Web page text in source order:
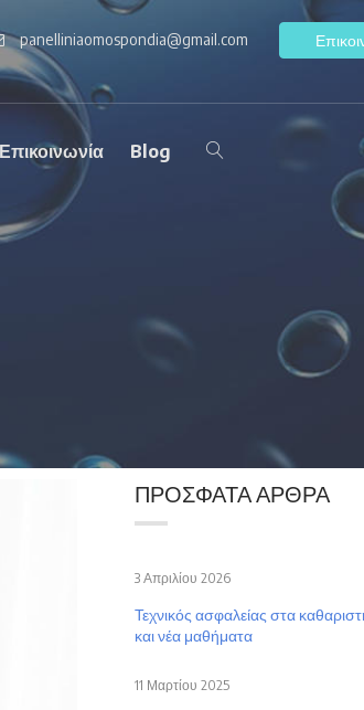
panelliniaomospondia@gmail.com
Επικοινωνία Blog
ΠΡΌΣΦΑΤΑ ΆΡΘΡΑ
Τεχνικός ασφαλείας στα
και νέα μαθήματα
3 Απριλίου 2026
11 Μαρτίου 2025